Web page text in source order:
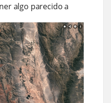
algo parecido a